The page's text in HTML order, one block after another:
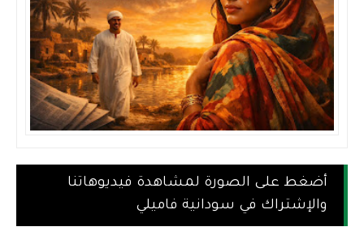
أضغط على الصورة لمشاهدة فيديوهاتنا
والإشتراك في سودانية فاميلي